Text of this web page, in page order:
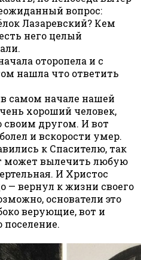
вопрос:
Лазаревский? Кем
него целый
оторопела и с
нашла что ответить
самом начале нашей
хороший человек,
своим другом. И вот
и вскорости умер.
к Спасителю, так
может вылечить любую
И Христос
— вернул к жизни своего
основатели это
верующие, вот и
поселение.